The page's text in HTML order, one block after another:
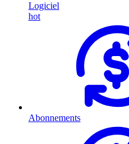
Logiciel
hot
Abonnements